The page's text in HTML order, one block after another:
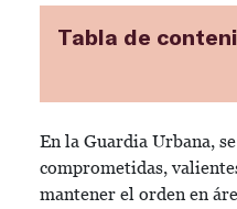
Tabla de
En la Guardia Urbana,
comprometidas,
mantener el orden en